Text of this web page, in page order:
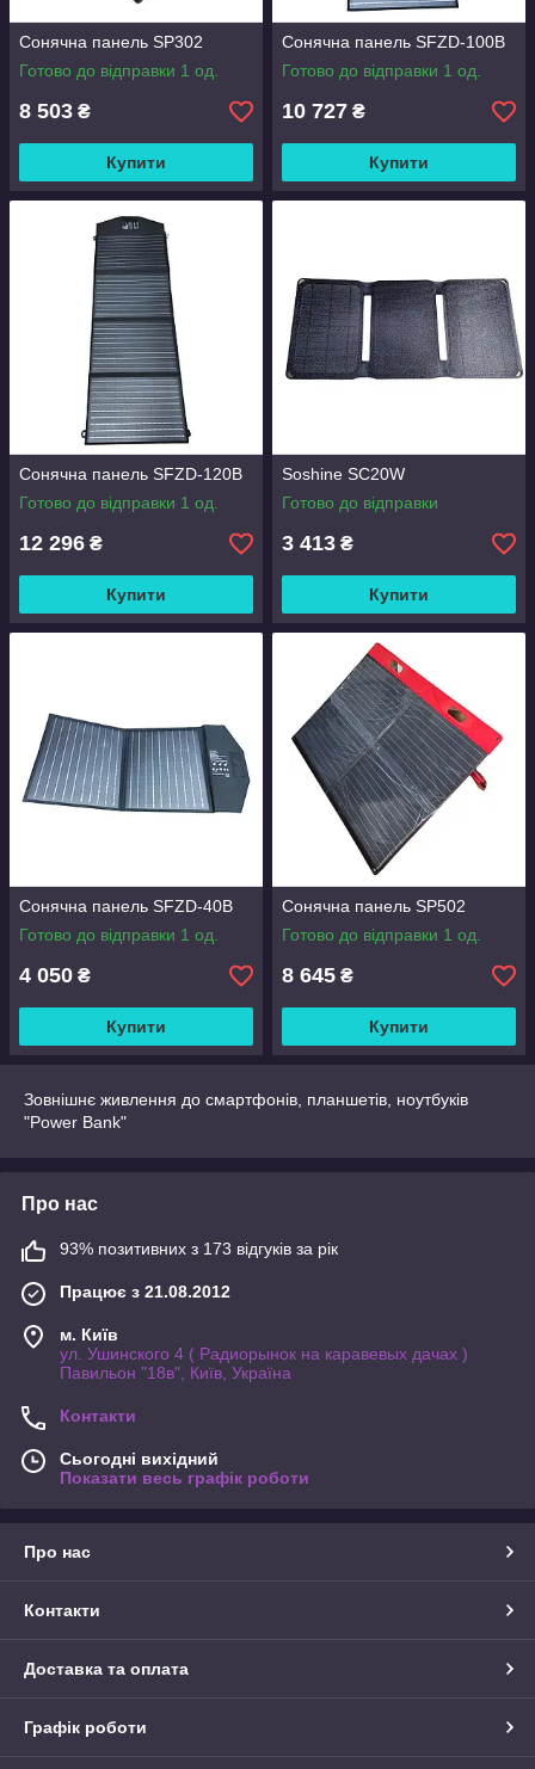
Сонячна панель SP302
Готово до відправки 1 од.
8 503 ₴
Купити
Сонячна панель SFZD-100B
Готово до відправки 1 од.
10 727 ₴
Купити
Сонячна панель SFZD-120B
Готово до відправки 1 од.
12 296 ₴
Купити
Soshine SC20W
Готово до відправки
3 413 ₴
Купити
Сонячна панель SFZD-40B
Готово до відправки 1 од.
4 050 ₴
Купити
Сонячна панель SP502
Готово до відправки 1 од.
8 645 ₴
Купити
Зовнішнє живлення до смартфонів, планшетів, ноутбуків
"Power Bank"
Про нас
93% позитивних з 173 відгуків за рік
Працює з 21.08.2012
м. Київ
ул. Ушинского 4 ( Радиорынок на каравевых дачах )
Павильон "18в", Київ, Україна
Контакти
Сьогодні вихідний
Показати весь графік роботи
Про нас
Контакти
Доставка та оплата
Графік роботи